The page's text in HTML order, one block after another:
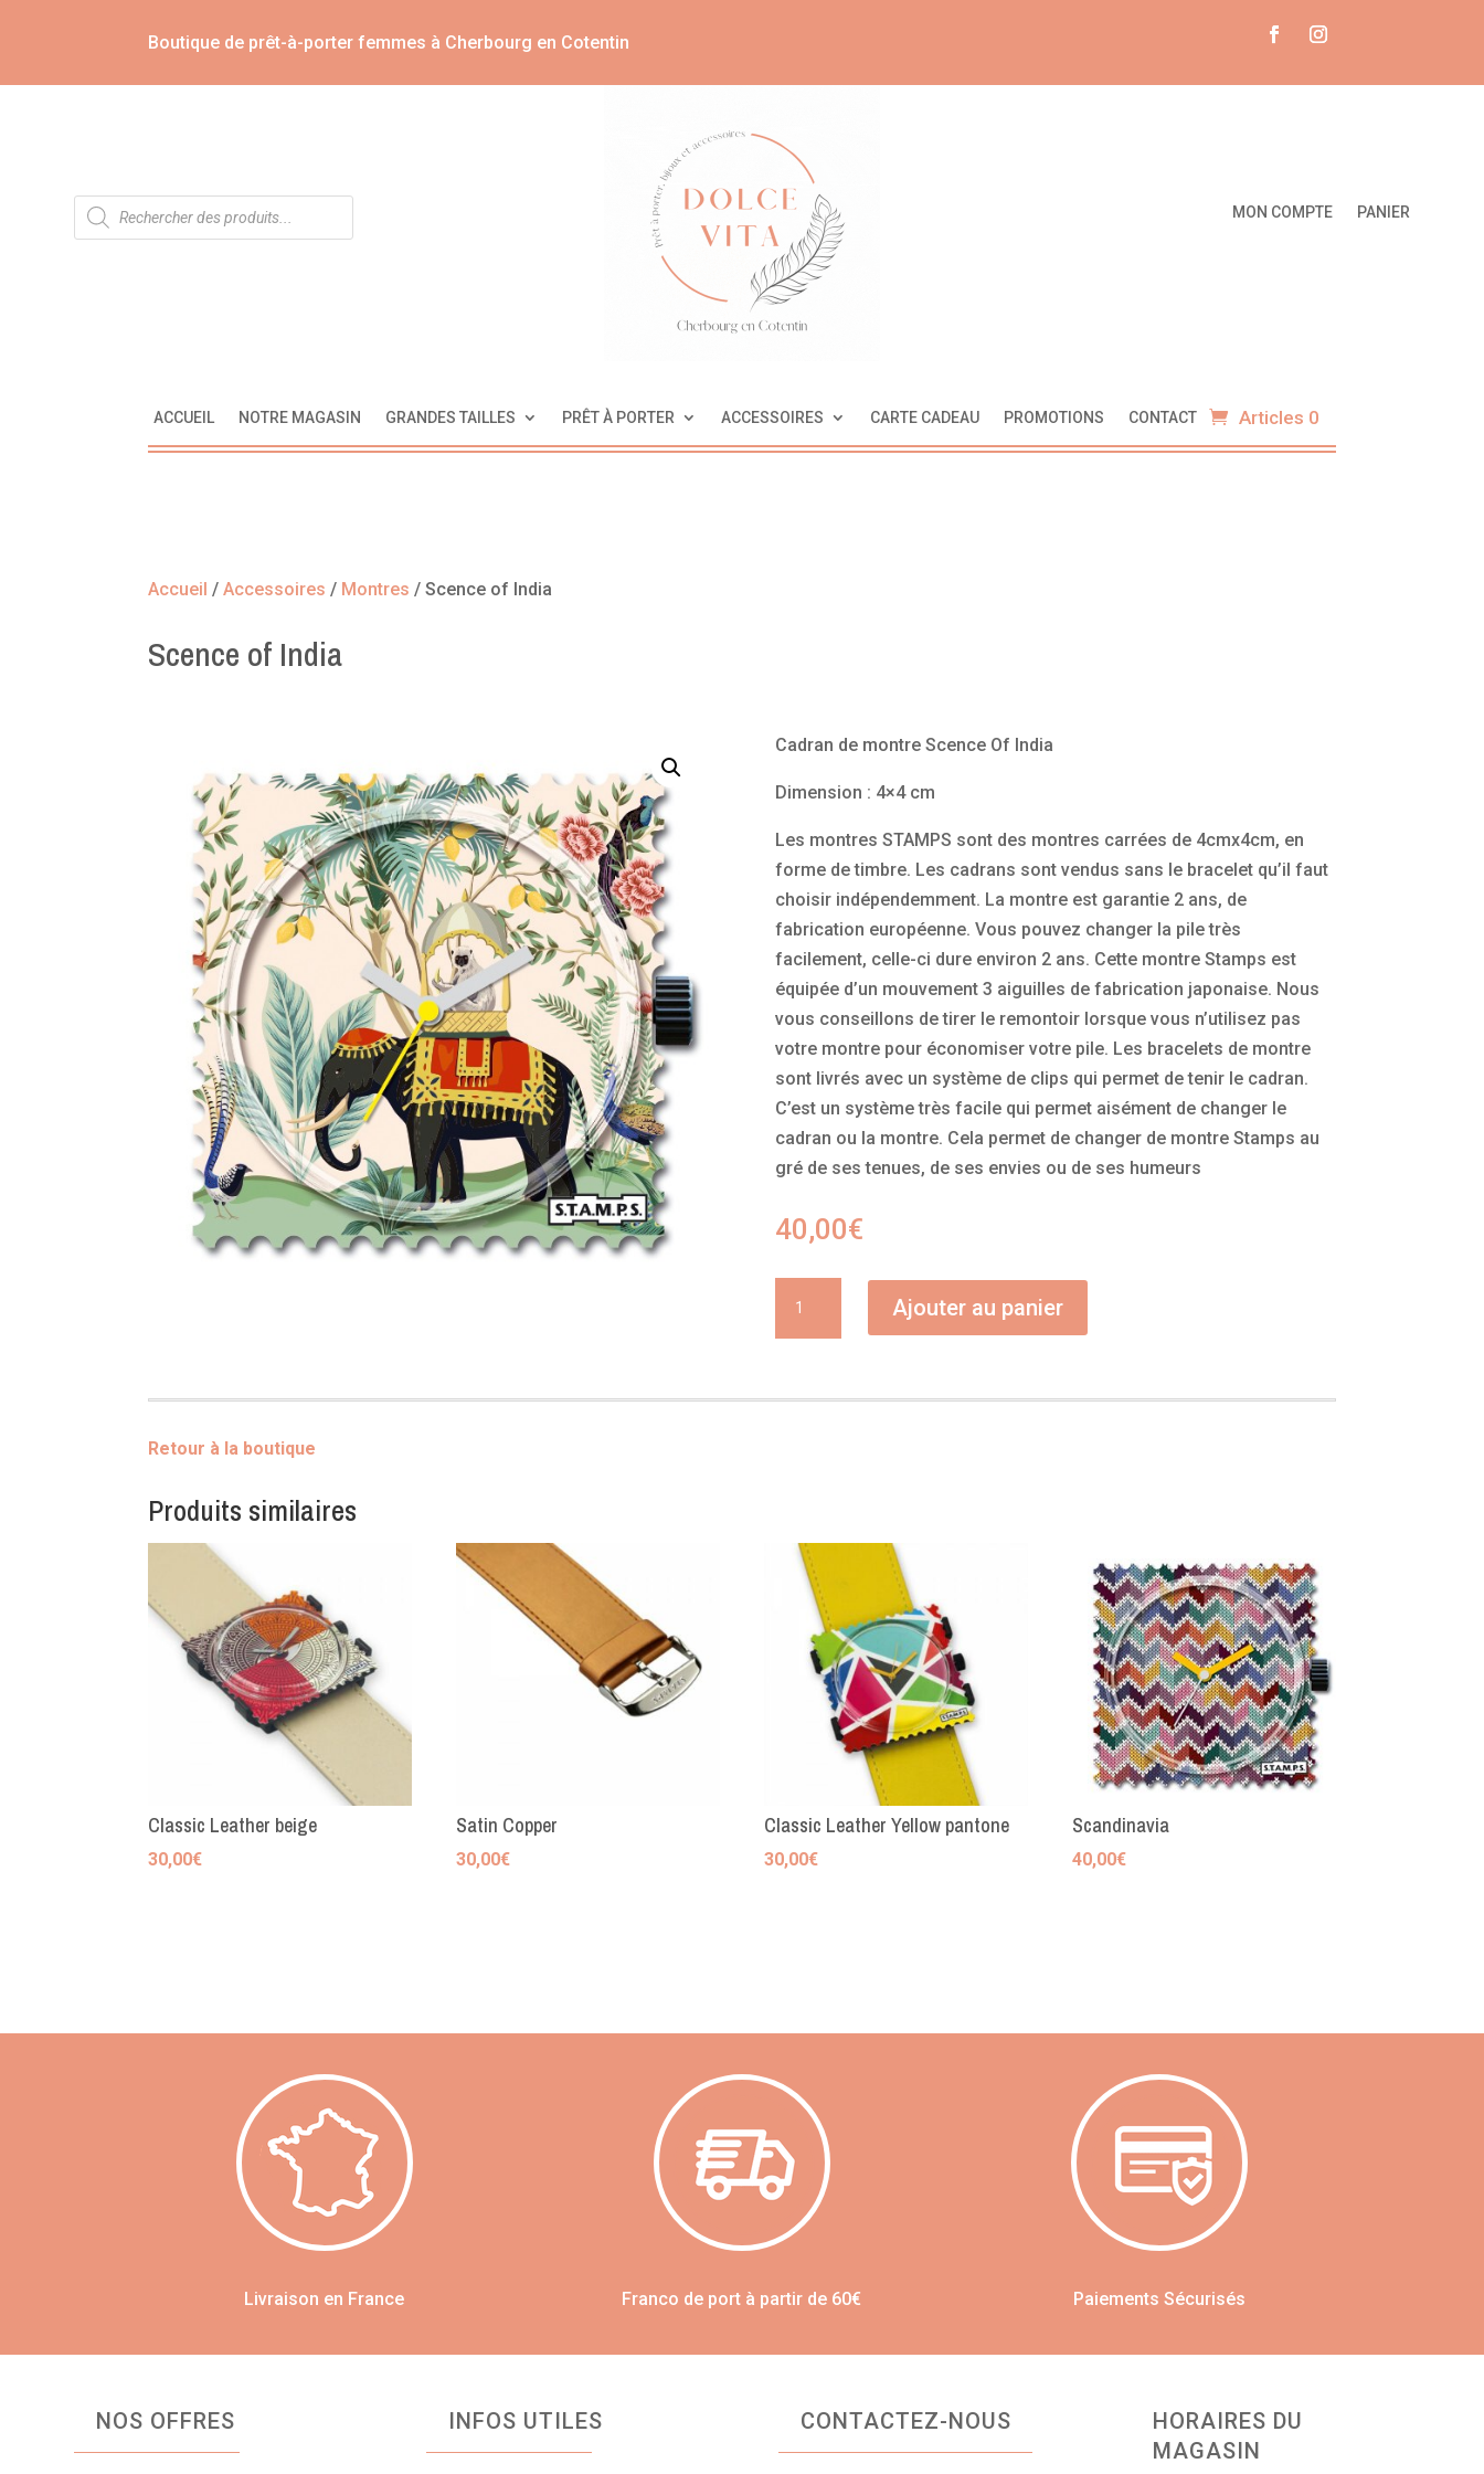
Boutique de prêt-à-porter femmes à Cherbourg en Cotentin
Recherche
de
produits
MON COMPTE PANIER
ACCUEIL NOTRE MAGASIN GRANDES TAILLES PRÊT À PORTER ACCESSOIRES CARTE CADEAU PROMOTIONS CONTACT Articles 0
Accueil /Accessoires / Montres / Scence of India
Scence of India
Cadran de montre Scence Of India
Dimension : 4×4 cm
Les montres STAMPS sont des montres carrées de 4cmx4cm, en
forme de timbre. Les cadrans sont vendus sans le bracelet qu’il faut
choisir indépendemment. La montre est garantie 2 ans, de
fabrication européenne. Vous pouvez changer la pile très
facilement, celle-ci dure environ 2 ans. Cette montre Stamps est
équipée d’un mouvement 3 aiguilles de fabrication japonaise. Nous
vous conseillons de tirer le remontoir lorsque vous n’utilisez pas
votre montre pour économiser votre pile. Les bracelets de montre
sont livrés avec un système de clips qui permet de tenir le cadran.
C’est un système très facile qui permet aisément de changer le
cadran ou la montre. Cela permet de changer de montre Stamps au
gré de ses tenues, de ses envies ou de ses humeurs
40,00€
Ajouter au panier
Retour à la boutique
Produits similaires
Classic Leather beige
30,00€
Satin Copper
30,00€
Classic Leather Yellow pantone
30,00€
Scandinavia
40,00€
Livraison en France Franco de port à partir de 60€ Paiements Sécurisés
NOS OFFRES INFOS UTILES CONTACTEZ-NOUS
HORAIRES DU
MAGASIN